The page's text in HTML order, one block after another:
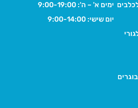
ימים א' – ה': 9:00-19:00
יום שישי: 9:00-14:00